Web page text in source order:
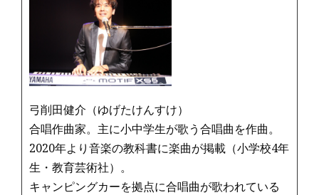
弓削田健介（ゆげたけんすけ）
合唱作曲家。主に小中学生が歌う合唱曲を作曲。
2020年より音楽の教科書に楽曲が掲載（小学校4年
生・教育芸術社）。
キャンピングカーを拠点に合唱曲が歌われている